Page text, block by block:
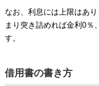
なお、利息には上限はあ
まり突き詰めれば金利0％
す。
借用書の書き方